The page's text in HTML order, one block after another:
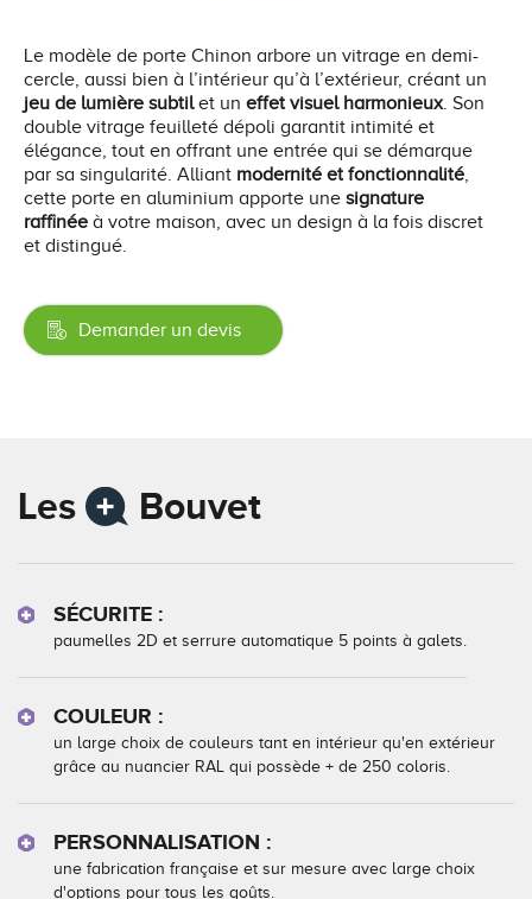
Le modèle de porte Chinon arbore un vitrage en demi-
cercle, aussi bien à l’intérieur qu’à l’extérieur, créant un
jeu de lumière subtilet un effet visuel harmonieux. Son
double vitrage feuilleté dépoli garantit intimité et
élégance, tout en offrant une entrée qui se démarque
par sa singularité. Alliant modernité et fonctionnalité,
cette porte en aluminium apporte une signature
raffinée à votre maison, avec un design à la fois discret
et distingué.
Demander un devis
Les Bouvet
SÉCURITE :
paumelles 2D et serrure automatique 5 points à galets.
COULEUR :
un large choix de couleurs tant en intérieur qu'en extérieur
grâce au nuancier RAL qui possède + de 250 coloris.
PERSONNALISATION :
une fabrication française et sur mesure avec large choix
d'options pour tous les goûts.